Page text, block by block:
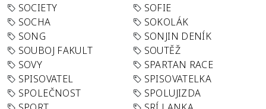
SOCIETY
SOFIE
SOCHA
SOKOLÁK
SONG
SONJIN DENÍK
SOUBOJ FAKULT
SOUTĚŽ
SOVY
SPARTAN RACE
SPISOVATEL
SPISOVATELKA
SPOLEČNOST
SPOLUJIZDA